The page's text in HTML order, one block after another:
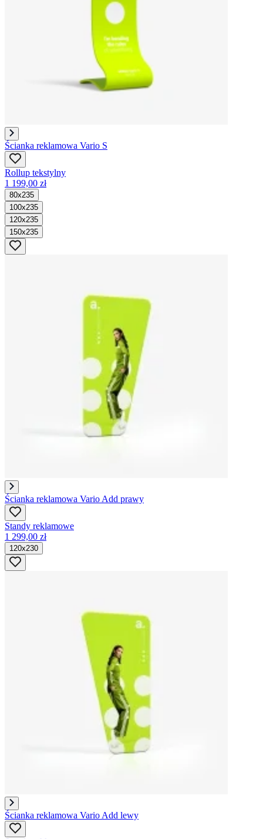
Ścianka reklamowa Vario S
Rollup tekstylny
1 199,00 zł
80x235
100x235
120x235
150x235
Ścianka reklamowa Vario Add prawy
Standy reklamowe
1 299,00 zł
120x230
Ścianka reklamowa Vario Add lewy